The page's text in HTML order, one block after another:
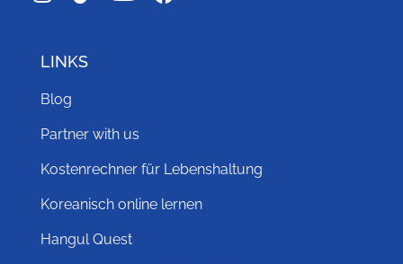
LINKS
Blog
Partner with us
Kostenrechner für Lebenshaltung
Koreanisch online lernen
Hangul Quest